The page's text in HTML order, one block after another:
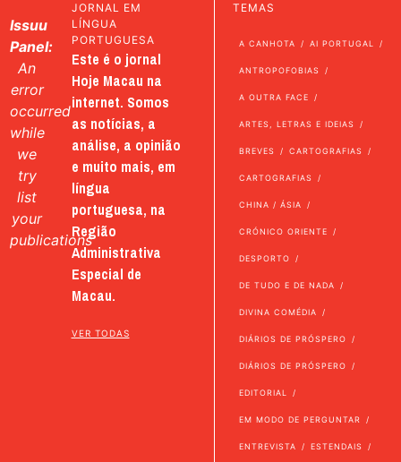
Issuu
Panel:
An
error
occurred
while
we
try
list
your
publications
JORNAL EM
LÍNGUA
PORTUGUESA
Este é o jornal
Hoje Macau na
internet. Somos
as notícias, a
análise, a opinião
e muito mais, em
língua
portuguesa, na
Região
Administrativa
Especial de
Macau.
VER TODAS
TEMAS
A CANHOTA AI PORTUGAL
ANTROPOFOBIAS
A OUTRA FACE
ARTES, LETRAS E IDEIAS
BREVES CARTOGRAFIAS
CARTOGRAFIAS
CHINA / ÁSIA
CRÓNICO ORIENTE
DESPORTO
DE TUDO E DE NADA
DIVINA COMÉDIA
DIÁRIOS DE PRÓSPERO
DIÁRIOS DE PRÓSPERO
EDITORIAL
EM MODO DE PERGUNTAR
ENTREVISTA ESTENDAIS